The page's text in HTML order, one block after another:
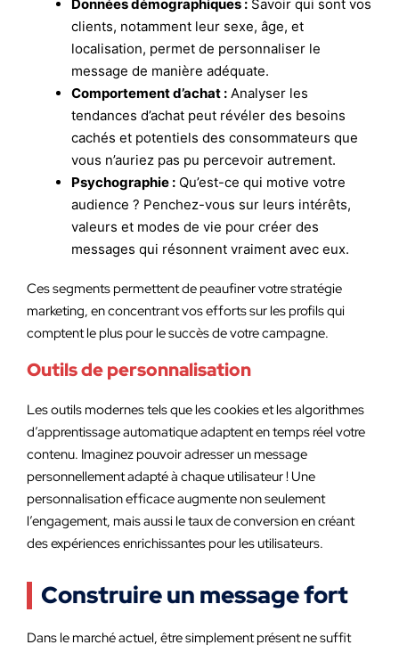
Données démographiques : Savoir qui sont vos
clients, notamment leur sexe, âge, et
localisation, permet de personnaliser le
message de manière adéquate.
Comportement d’achat : Analyser les
tendances d’achat peut révéler des besoins
cachés et potentiels des consommateurs que
vous n’auriez pas pu percevoir autrement.
Psychographie : Qu’est-ce qui motive votre
audience ? Penchez-vous sur leurs intérêts,
valeurs et modes de vie pour créer des
messages qui résonnent vraiment avec eux.
Ces segments permettent de peaufiner votre stratégie
marketing, en concentrant vos efforts sur les profils qui
comptent le plus pour le succès de votre campagne.
Outils de personnalisation
Les outils modernes tels que les cookies et les algorithmes
d’apprentissage automatique adaptent en temps réel votre
contenu. Imaginez pouvoir adresser un message
personnellement adapté à chaque utilisateur ! Une
personnalisation efficace augmente non seulement
l’engagement, mais aussi le taux de conversion en créant
des expériences enrichissantes pour les utilisateurs.
Construire un message fort
Dans le marché actuel, être simplement présent ne suffit